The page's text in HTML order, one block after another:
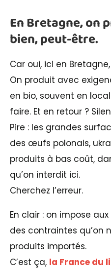
En Bretagne, on
bien, peut-être.
Car oui, ici en
On produit avec
en bio, souvent en
faire. Et en retour ?
Pire : les grandes
des œufs polonais,
produits à bas coût,
qu’on interdit ici.
Cherchez l’erreur.
En clair : on impose
des contraintes qu’on
produits importés.
C’est ça, la France du